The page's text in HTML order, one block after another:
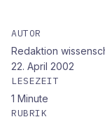
Flugticket
Attentäter
AUTOR
Redaktion
22. April 2002
LESEZEIT
1 Minute
RUBRIK